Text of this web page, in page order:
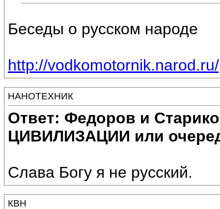
Беседы о русском народе
http://
НАНОТЕХНИК
Ответ: Федоров и
ЦИВИЛИЗАЦИИ или
Слава Богу я не русский.
КВН